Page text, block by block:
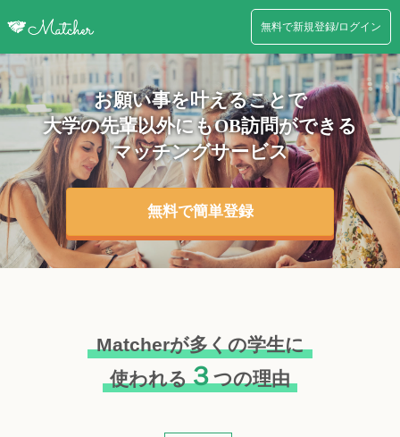
無料で新規登録/ログイン
お願い事を叶えることで
大学の先輩以外にもOB訪問ができる
マッチングサービス
無料で簡単登録
Matcherが多くの学生に
使われる３つの理由